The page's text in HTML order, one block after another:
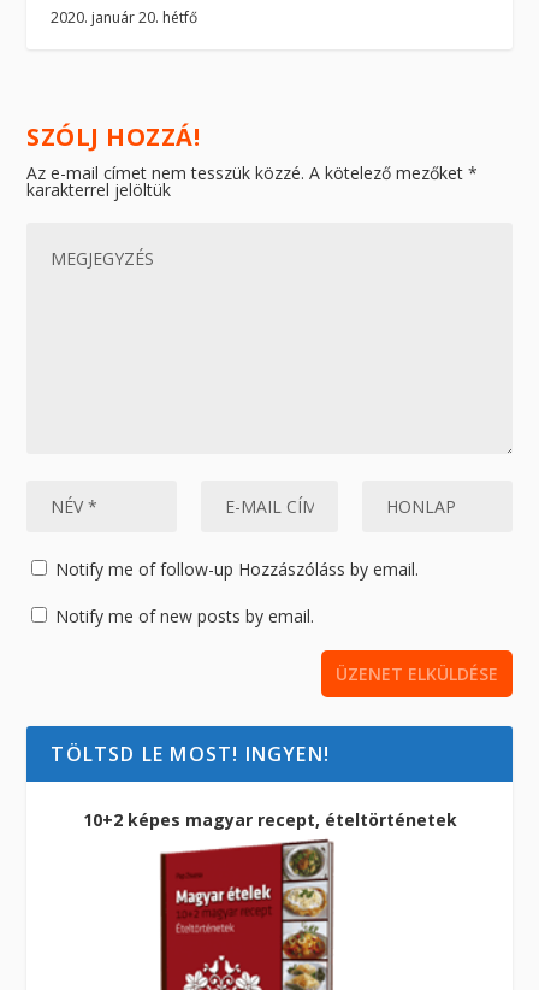
2020. január 20. hétfő
SZÓLJ HOZZÁ!
Az e-mail címet nem tesszük közzé. A kötelező mezőket*
karakterrel jelöltük
Notify me of follow-up Hozzászóláss by email.
Notify me of new posts by email.
TÖLTSD LE MOST! INGYEN!
10+2 képes magyar recept, ételtörténetek